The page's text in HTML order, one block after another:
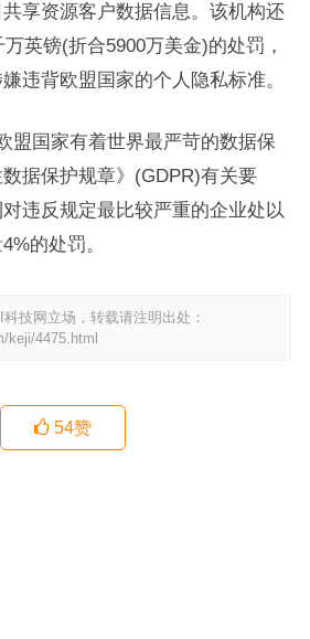
享资源客户数据信息。该机构还
英镑(折合5900万美金)的处罚，
违背欧盟国家的个人隐私标准。
盟国家有着世界最严苛的数据保
据保护规章》(GDPR)有关要
违反规定最比较严重的企业处以
的处罚。
技网立场，转载请注明出处：
keji/4475.html
54赞